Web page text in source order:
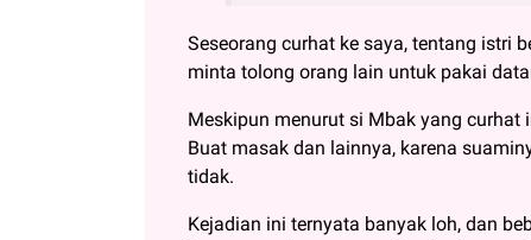
Seseorang curhat ke saya, tentang istri
minta tolong orang lain untuk pakai
Meskipun menurut si Mbak yang curhat
Buat masak dan lainnya, karena
tidak.
Kejadian ini ternyata banyak loh, dan